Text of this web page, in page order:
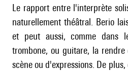
Le rapport entre l'interprète
naturellement théâtral. Berio
et peut aussi, comme dans
trombone, ou guitare, la
scène ou d'expressions. De plus,